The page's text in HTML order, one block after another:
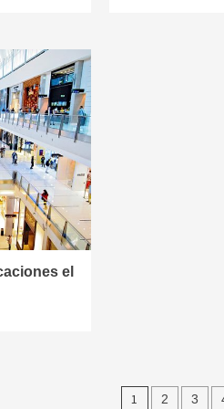
el
1 2 3